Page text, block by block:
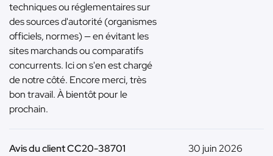
techniques ou réglementaires sur
des sources d'autorité (organismes
officiels, normes) — en évitant les
sites marchands ou comparatifs
concurrents. Ici on s'en est chargé
de notre côté. Encore merci, très
bon travail. À bientôt pour le
prochain.
30 juin 2026
Avis du client CC20-38701